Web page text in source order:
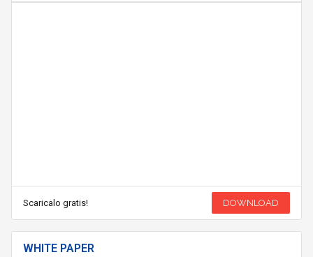
Scaricalo gratis! DOWNLOAD
WHITE PAPER